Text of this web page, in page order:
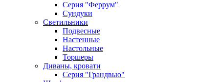
Серия "Феррум"
Сундуки
Светильники
Подвесные
Настенные
Настольные
Торшеры
Диваны, кровати
Серия "Грандвью"